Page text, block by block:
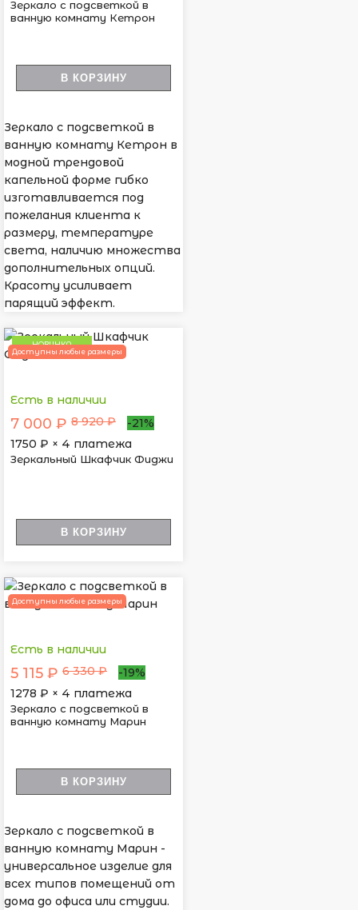
Зеркало с подсветкой в
ванную комнату Кетрон
В КОРЗИНУ
Зеркало с подсветкой в
ванную комнату Кетрон в
модной трендовой
капельной форме гибко
изготавливается под
пожелания клиента к
размеру, температуре
света, наличию множества
дополнительных опций.
Красоту усиливает
парящий эффект.
НОВИНКА
Доступны любые размеры
Есть в наличии
7 000 ₽ 8 920 ₽
-21%
1750 ₽ × 4 платежа
Зеркальный Шкафчик Фиджи
В КОРЗИНУ
Доступны любые размеры
Есть в наличии
5 115 ₽ 6 330 ₽
-19%
1278 ₽ × 4 платежа
Зеркало с подсветкой в
ванную комнату Марин
В КОРЗИНУ
Зеркало с подсветкой в
ванную комнату Марин -
универсальное изделие для
всех типов помещений от
дома до офиса или студии.